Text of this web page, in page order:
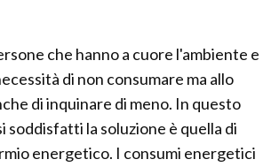
che hanno a cuore l'ambiente e
di non consumare ma allo
di inquinare di meno. In questo
soddisfatti la soluzione è quella di
energetico. I consumi energetici